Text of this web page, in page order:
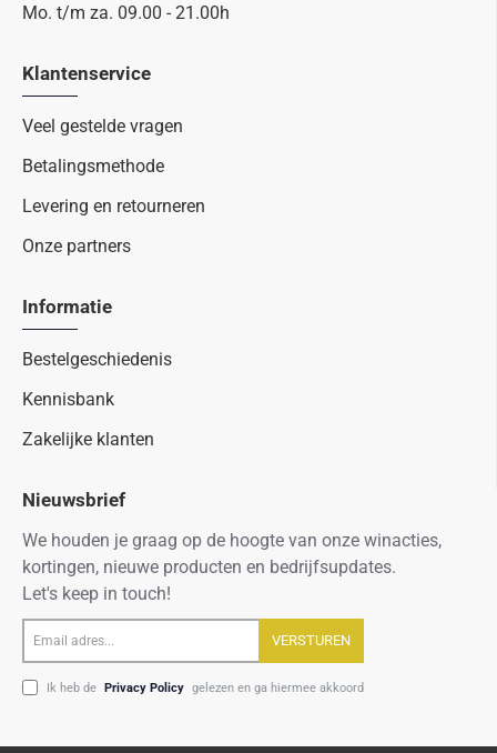
Mo. t/m za. 09.00 - 21.00h
Klantenservice
Veel gestelde vragen
Betalingsmethode
Levering en retourneren
Onze partners
Informatie
Bestelgeschiedenis
Kennisbank
Zakelijke klanten
Nieuwsbrief
We houden je graag op de hoogte van onze winacties,
kortingen, nieuwe producten en bedrijfsupdates.
Let's keep in touch!
adres...
VERSTUREN
Ik heb de Privacy Policy gelezen en ga hiermee akkoord